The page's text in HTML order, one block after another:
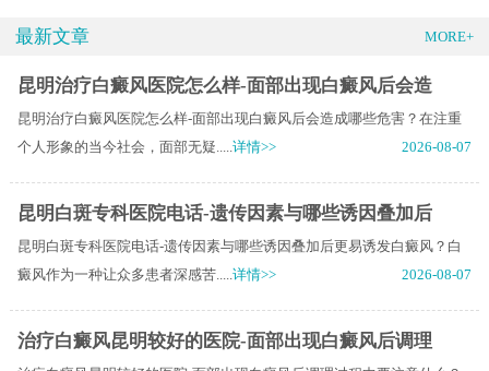
最新文章 MORE+
昆明治疗白癜风医院怎么样-面部出现白癜风后会造
昆明治疗白癜风医院怎么样-面部出现白癜风后会造成哪些危害？在注重
个人形象的当今社会，面部无疑.....详情>> 2026-08-07
昆明白斑专科医院电话-遗传因素与哪些诱因叠加后
昆明白斑专科医院电话-遗传因素与哪些诱因叠加后更易诱发白癜风？白
癜风作为一种让众多患者深感苦.....详情>> 2026-08-07
治疗白癜风昆明较好的医院-面部出现白癜风后调理